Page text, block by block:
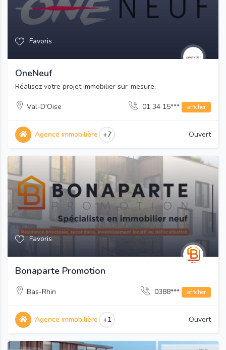
Favoris
OneNeuf
Réalisez votre projet immobilier sur-mesure.
Val-D'Oise 01 34 15*** afficher
Agence immobilière +7 Ouvert
Favoris
Bonaparte Promotion
Bas-Rhin 0388*** afficher
Agence immobilière +1 Ouvert